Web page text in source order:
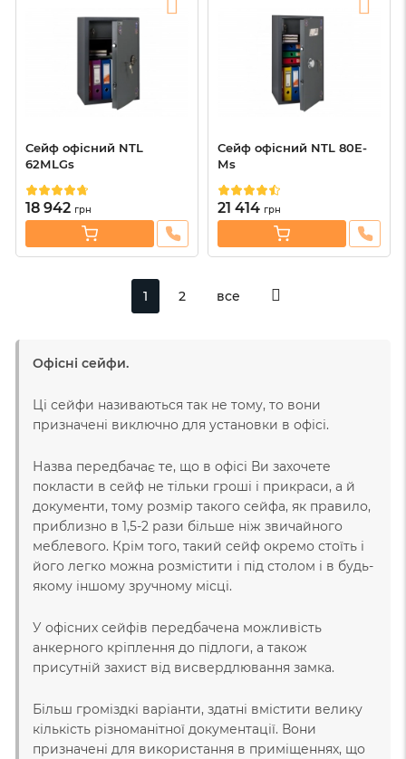
Сейф офісний NTL
62МLGs
18 942 грн
Сейф офісний NTL 80E-
Мs
21 414 грн
1 2 все
Офісні сейфи.
Ці сейфи називаються так не тому, то вони
призначені виключно для установки в офісі.
Назва передбачає те, що в офісі Ви захочете
покласти в сейф не тільки гроші і прикраси, а й
документи, тому розмір такого сейфа, як правило,
приблизно в 1,5-2 рази більше ніж звичайного
меблевого. Крім того, такий сейф окремо стоїть і
його легко можна розмістити і під столом і в будь-
якому іншому зручному місці.
У офісних сейфів передбачена можливість
анкерного кріплення до підлоги, а також
присутній захист від висвердлювання замка.
Більш громіздкі варіанти, здатні вмістити велику
кількість різноманітної документації. Вони
призначені для використання в приміщеннях, що